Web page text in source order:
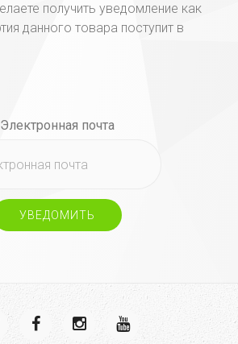
получить уведомление как
данного товара поступит в
Электронная почта
УВЕДОМИТЬ